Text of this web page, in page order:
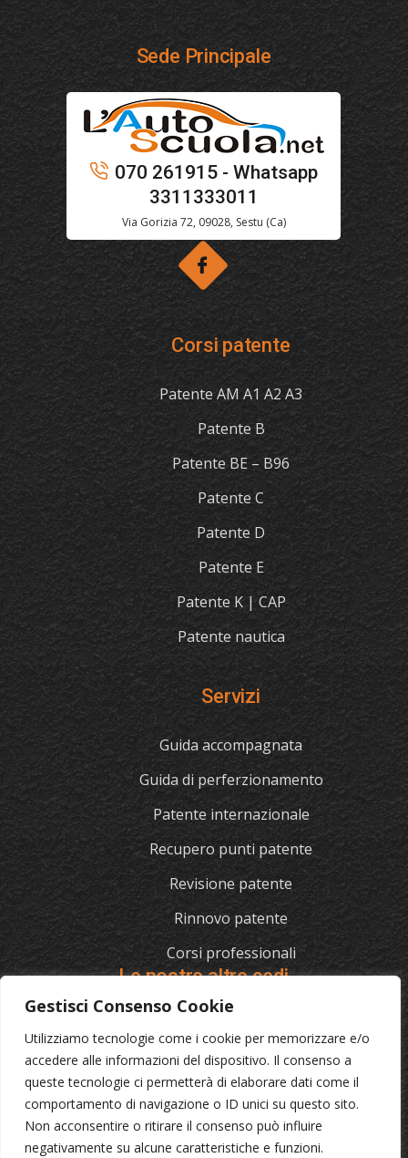
Gestisci Consenso Cookie
Utilizziamo tecnologie come i cookie per memorizzare e/o
accedere alle informazioni del dispositivo. Il consenso a
queste tecnologie ci permetterà di elaborare dati come il
comportamento di navigazione o ID unici su questo sito.
Non acconsentire o ritirare il consenso può influire
negativamente su alcune caratteristiche e funzioni.
Sede Principale
070 261915 - Whatsapp
3311333011
Via Gorizia 72, 09028, Sestu (Ca)
Corsi patente
Patente AM A1 A2 A3
Patente B
Patente BE – B96
Patente C
Patente D
Patente E
Patente K | CAP
Patente nautica
Servizi
Guida accompagnata
Guida di perferzionamento
Patente internazionale
Recupero punti patente
Revisione patente
Rinnovo patente
Corsi professionali
Le nostre altre sedi
L'AUTOSCUOLA
070/721841
Via Cagliari 129, 09012 Capoterra (Ca)